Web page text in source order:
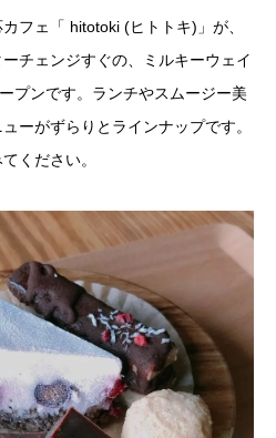
フェ「 hitotoki (ヒトトキ)」が、
チェンジすぐの、ミルキーウェイ
プンです。ランチやスムージー美
ーがずらりとラインナップです。
ください。